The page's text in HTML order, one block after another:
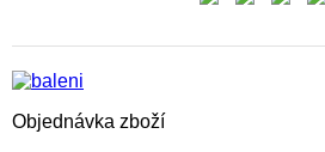
Objednávka zboží